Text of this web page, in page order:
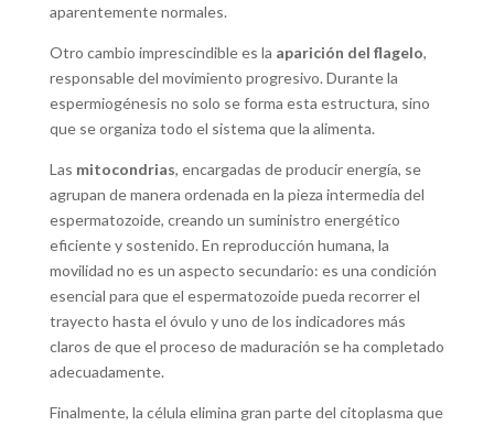
aparentemente normales.
Otro cambio imprescindible es la aparición del flagelo,
responsable del movimiento progresivo. Durante la
espermiogénesis no solo se forma esta estructura, sino
que se organiza todo el sistema que la alimenta.
Las mitocondrias, encargadas de producir energía, se
agrupan de manera ordenada en la pieza intermedia del
espermatozoide, creando un suministro energético
eficiente y sostenido. En reproducción humana, la
movilidad no es un aspecto secundario: es una condición
esencial para que el espermatozoide pueda recorrer el
trayecto hasta el óvulo y uno de los indicadores más
claros de que el proceso de maduración se ha completado
adecuadamente.
Finalmente, la célula elimina gran parte del citoplasma que